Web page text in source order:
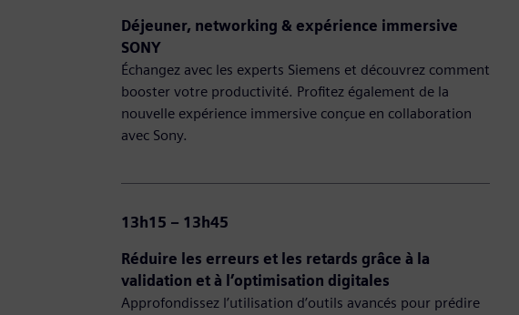
Déjeuner, networking & expérience immersive
SONY
Échangez avec les experts Siemens et découvrez comment
booster votre productivité. Profitez également de la
nouvelle expérience immersive conçue en collaboration
avec Sony.
13h15 – 13h45
Réduire les erreurs et les retards grâce à la
validation et à l’optimisation digitales
Approfondissez l’utilisation d’outils avancés pour prédire